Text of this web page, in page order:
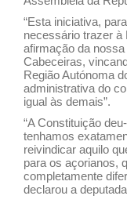
“Esta iniciativa,
necessário trazer à
afirmação da nossa
Cabeceiras,
Região Autónoma
administrativa do
igual às demais”.
“A Constituição
tenhamos
reivindicar aquilo
para os açorianos,
completamente
declarou a